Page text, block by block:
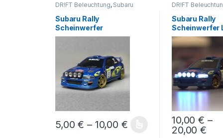
DR!FT Beleuchtung, Subaru
Subaru Rally
Scheinwerfer
5,00€ – 10,00 €
Dieses Produkt weist mehrere Varianten auf. Die
DR!FT
Subaru Rally
Scheinwerfer
10,00€ –
20,00€
Dieses